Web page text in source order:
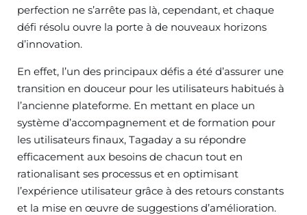
perfection ne s’arrête pas là, cependant, et chaque
défi résolu ouvre la porte à de nouveaux horizons
d’innovation.
En effet, l’un des principaux défis a été d’assurer une
transition en douceur pour les utilisateurs habitués à
l’ancienne plateforme. En mettant en place un
système d’accompagnement et de formation pour
les utilisateurs finaux, Tagaday a su répondre
efficacement aux besoins de chacun tout en
rationalisant ses processus et en optimisant
l’expérience utilisateur grâce à des retours constants
et la mise en œuvre de suggestions d’amélioration.